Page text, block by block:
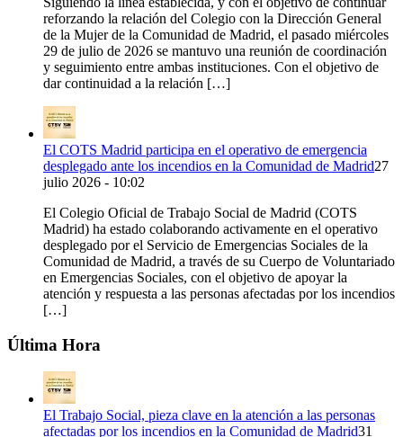
reforzando la relación del Colegio con la Dirección General
de la Mujer de la Comunidad de Madrid, el pasado miércoles
29 de julio de 2026 se mantuvo una reunión de coordinación
y seguimiento entre ambas instituciones. Con el objetivo de
dar continuidad a la relación […]
El COTS Madrid participa en el operativo de emergencia
desplegado ante los incendios en la Comunidad de Madrid27
julio 2026 - 10:02
El Colegio Oficial de Trabajo Social de Madrid (COTS
Madrid) ha estado colaborando activamente en el operativo
desplegado por el Servicio de Emergencias Sociales de la
Comunidad de Madrid, a través de su Cuerpo de Voluntariado
en Emergencias Sociales, con el objetivo de apoyar la
atención y respuesta a las personas afectadas por los incendios
[…]
Última Hora
El Trabajo Social, pieza clave en la atención a las personas
afectadas por los incendios en la Comunidad de Madrid31